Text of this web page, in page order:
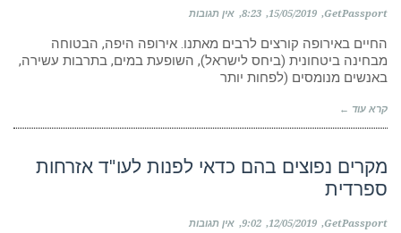
GetPassport
15/05/2019
8:23 אין תגובות
החיים באירופה קורצים לרבים מאתנו. אירופה היפה, הבטוחה
מבחינה ביטחונית (ביחס לישראל), השופעת במים, בתרבות עשירה,
באנשים מנומסים (לפחות יותר
קרא עוד ←
מקרים נפוצים בהם כדאי לפנות לעו"ד אזרחות
ספרדית
GetPassport
12/05/2019
9:02 אין תגובות